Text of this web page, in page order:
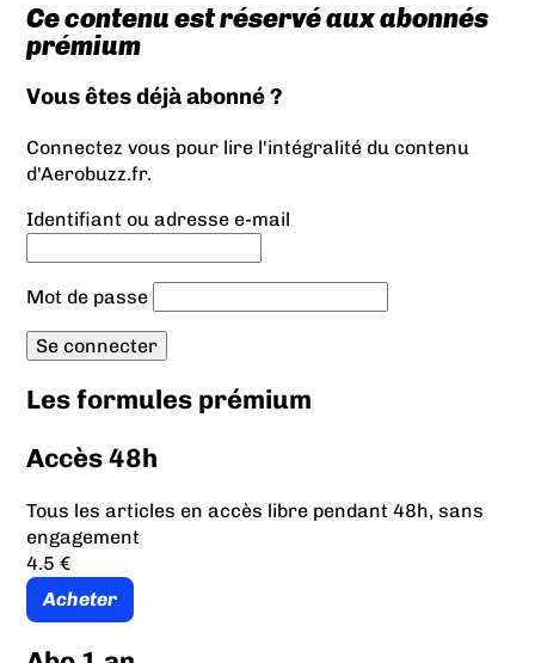
Ce contenu est réservé aux abonnés
prémium
Vous êtes déjà abonné ?
Connectez vous pour lire l'intégralité du contenu
d'Aerobuzz.fr.
Identifiant ou adresse e-mail
Mot de passe
Les formules prémium
Accès 48h
Tous les articles en accès libre pendant 48h, sans
engagement
4.5 €
Acheter